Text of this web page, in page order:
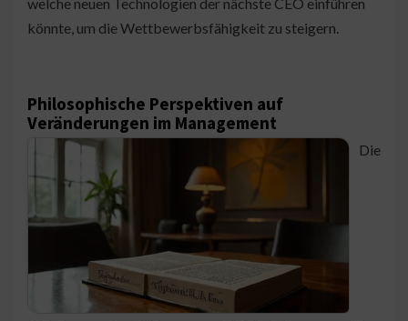
welche neuen Technologien der nächste CEO einführen
könnte, um die Wettbewerbsfähigkeit zu steigern.
Philosophische Perspektiven auf
Veränderungen im Management
Die